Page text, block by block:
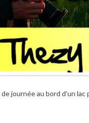
journée au bord d’un